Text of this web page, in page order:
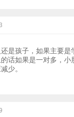
是孩子，如果主要
的话如果是一对多，
少。